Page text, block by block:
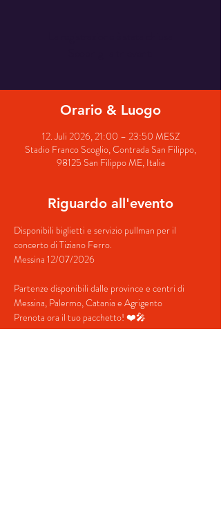
Orario & Luogo
12. Juli 2026, 21:00 – 23:50 MESZ
Stadio Franco Scoglio, Contrada San Filippo,
98125 San Filippo ME, Italia
Riguardo all'evento
Disponibili biglietti e servizio pullman per il
concerto di Tiziano Ferro.
Messina 12/07/2026
Partenze disponibili dalle province e centri di
Messina, Palermo, Catania e Agrigento
Prenota ora il tuo pacchetto! ❤️🎤